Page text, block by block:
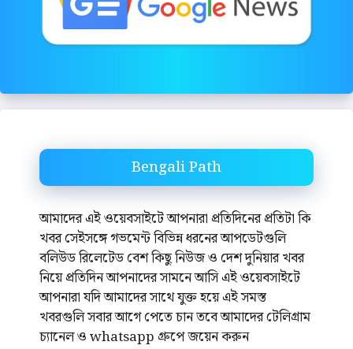
Bengali Path
আমাদের এই ওয়েবসাইটে আপনারা প্রতিদিনের প্রতিটা কি
খবর সেইসঙ্গে গভমেন্ট বিভিন্ন ধরনের আপডেটগুলি
বলিউড রিলেটেড বেশ কিছু নিউজ ও দেশ দুনিয়ার খবর
নিয়ে প্রতিদিন আপনাদের সামনে আসি এই ওয়েবসাইটে
আপনারা যদি আমাদের সাথে যুক্ত হয়ে এই সমস্ত
খবরগুলি সবার আগে পেতে চান তবে আমাদের টেলিগ্রাম
চ্যানেল ও whatsapp গ্রুপে জয়েন করুন